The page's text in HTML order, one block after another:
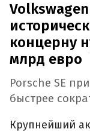
концерну
млрд евро
Porsche SE
быстрее
Крупнейший